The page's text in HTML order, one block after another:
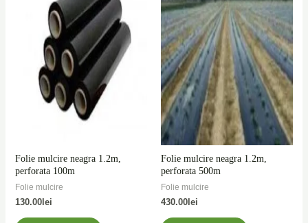
Folie mulcire neagra 1.2m,
perforata 100m
Folie mulcire
130.00lei
Folie mulcire neagra 1.2m,
perforata 500m
Folie mulcire
430.00 lei